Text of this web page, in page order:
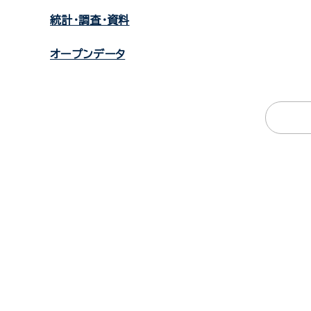
統計・調査・資料
オープンデータ